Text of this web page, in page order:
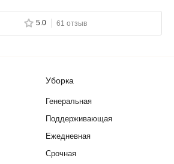
5.0 61 отзыв
Уборка
Генеральная
Поддерживающая
Ежедневная
Срочная